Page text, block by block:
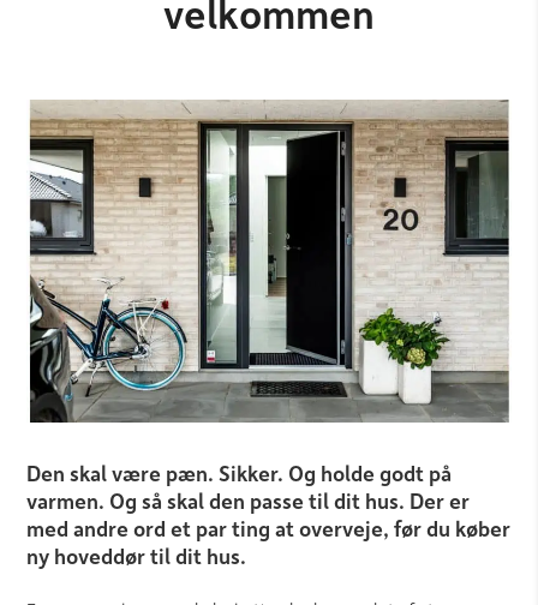
velkommen
Den skal være pæn. Sikker. Og holde godt på
varmen. Og så skal den passe til dit hus. Der er
med andre ord et par ting at overveje, før du køber
ny hoveddør til dit hus.